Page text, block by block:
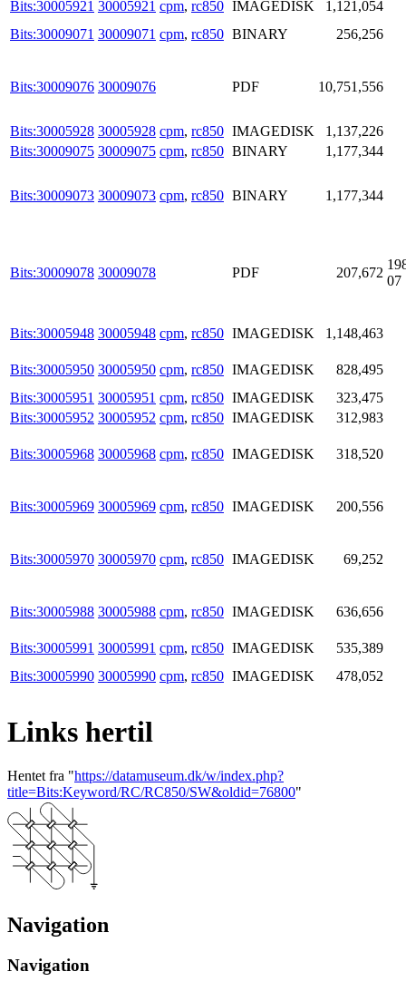
Bits:30005921 30005921 cpm, rc850 IMAGEDISK
1,121,054
Bits:30009071 30009071 cpm, rc850 BINARY 256,256
Bits:30009076 30009076 PDF 10,751,556
Bits:30005928 30005928 cpm, rc850 IMAGEDISK
1,137,226
Bits:30009075 30009075 cpm, rc850 BINARY 1,177,344
Bits:30009073 30009073 cpm, rc850 BINARY 1,177,344
Bits:30009078 30009078 PDF 207,672
07
Bits:30005948 30005948 cpm, rc850 IMAGEDISK 1,148,463
Bits:30005950 30005950 cpm, rc850 IMAGEDISK
828,495
Bits:30005951 30005951 cpm, rc850 IMAGEDISK
323,475
Bits:30005952 30005952 cpm, rc850 IMAGEDISK 312,983
Bits:30005968 30005968 cpm, rc850 IMAGEDISK 318,520
Bits:30005969 30005969 cpm, rc850 IMAGEDISK 200,556
Bits:30005970 30005970 cpm, rc850 IMAGEDISK 69,252
Bits:30005988 30005988 cpm, rc850 IMAGEDISK 636,656
Bits:30005991 30005991 cpm, rc850 IMAGEDISK
535,389
Bits:30005990 30005990 cpm, rc850 IMAGEDISK 478,052
Links hertil
Hentet fra "https://datamuseum.dk/w/index.php?
title=Bits:Keyword/RC/RC850/SW&oldid=76800"
Navigation
Navigation